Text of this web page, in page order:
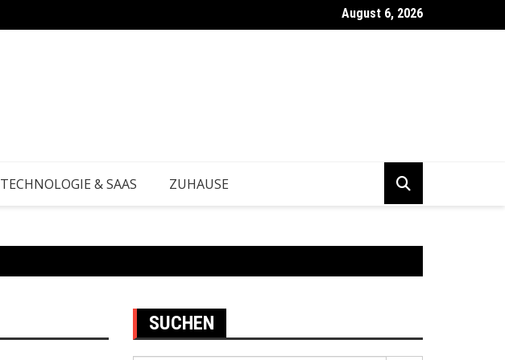
Wie entwickeln Betriebe tragfähige Geschäftsentscheidungen?
August 6, 2026
TECHNOLOGIE & SAAS ZUHAUSE
SUCHEN